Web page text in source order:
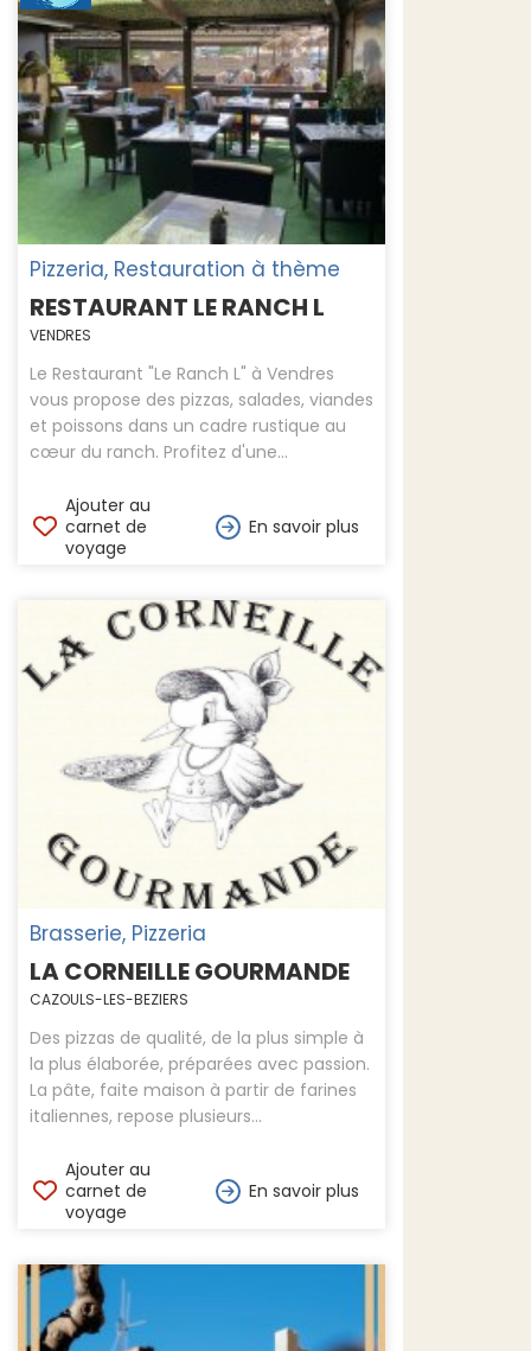
Pizzeria, Restauration à thème
RESTAURANT LE RANCH L
VENDRES
Le Restaurant "Le Ranch L" à Vendres
vous propose des pizzas, salades, viandes
et poissons dans un cadre rustique au
cœur du ranch. Profitez d'une...
Ajouter au
carnet de
voyage
En savoir plus
Brasserie, Pizzeria
LA CORNEILLE GOURMANDE
CAZOULS-LES-BEZIERS
Des pizzas de qualité, de la plus simple à
la plus élaborée, préparées avec passion.
La pâte, faite maison à partir de farines
italiennes, repose plusieurs...
Ajouter au
carnet de
voyage
En savoir plus